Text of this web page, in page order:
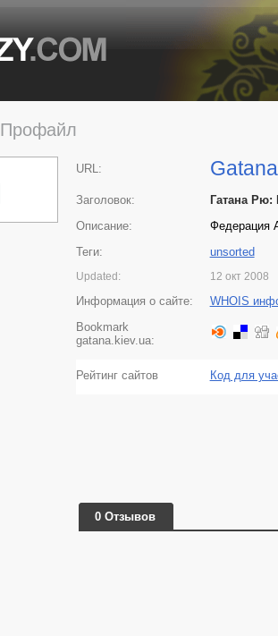
Профайл
URL:
Заголовок:
Гатана Рю:
Описание:
Федерация
Теги:
unsorted
Updated: 12 окт 2008
Информация о сайте:
WHOIS
Bookmark
gatana.kiev.ua:
Рейтинг сайтов Код для
0 Отзывов